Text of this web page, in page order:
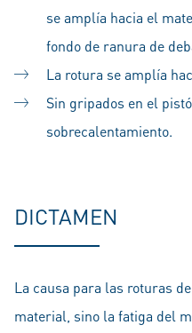
se amplía hacia el
fondo de ranura de
La rotura se amplía
Sin gripados en el
sobrecalentamiento.
DICTAMEN
La causa para las roturas
material, sino la fatiga del